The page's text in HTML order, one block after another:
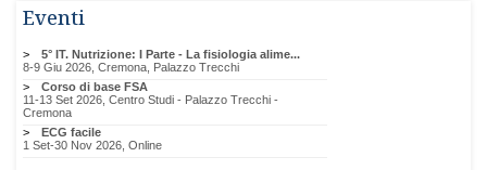
Eventi